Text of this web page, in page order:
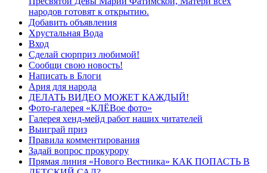
народов готовят к открытию.
Добавить объявления
Хрустальная Вода
Вход
Сделай сюрприз любимой!
Сообщи свою новость!
Написать в Блоги
Ария для народа
ДЕЛАТЬ ВИДЕО МОЖЕТ КАЖДЫЙ!
Фото-галерея «КЛЁВое фото»
Галерея хенд-мейд работ наших читателей
Выиграй приз
Правила комментирования
Задай вопрос прокурору
Прямая линия «Нового Вестника» КАК ПОПАСТЬ В